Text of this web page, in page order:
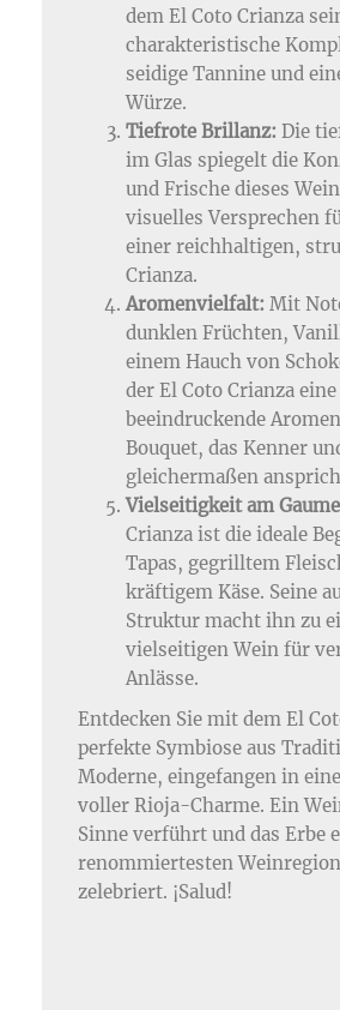
dem El Coto Crianza
charakteristische
seidige Tannine und
Würze.
Tiefrote Brillanz: Die
im Glas spiegelt die
und Frische dieses
visuelles Versprechen
einer reichhaltigen,
Crianza.
Aromenvielfalt: Mit
dunklen Früchten,
einem Hauch von
der El Coto Crianza eine
beeindruckende
Bouquet, das Kenner
gleichermaßen
Vielseitigkeit am
Crianza ist die ideale
Tapas, gegrilltem
kräftigem Käse. Seine
Struktur macht ihn zu
vielseitigen Wein für
Anlässe.
Entdecken Sie mit dem El
perfekte Symbiose aus
Moderne, eingefangen in
voller Rioja-Charme. Ein
Sinne verführt und das Erbe
renommiertesten
zelebriert. ¡Salud!